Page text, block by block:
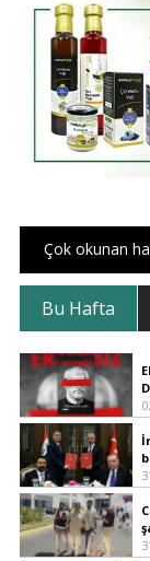
Çok okunan
Bu Hafta